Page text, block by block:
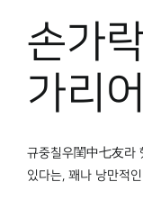
손가
가리
규중칠우閨中七友라
있다는, 꽤나 낭만적